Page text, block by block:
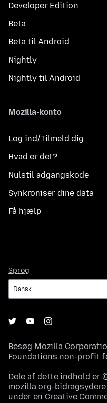
Developer Edition
Beta
Beta til Android
Nightly
Nightly til Android
Mozilla-konto
Log ind/Tilmeld dig
Hvad er det?
Nulstil adgangskode
Synkroniser dine data
Få hjælp
Sprog
Besøg Mozilla
Foundations non-profit
Dele af dette indhold er
mozilla.org-
under en Creative